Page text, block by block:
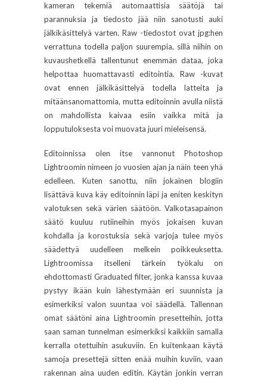
kameran tekemiä automaattisia säätöjä tai
parannuksia ja tiedosto jää niin sanotusti auki
jälkikäsittelyä varten. Raw -tiedostot ovat jpg:hen
verrattuna todella paljon suurempia, sillä niihin on
kuvaushetkellä tallentunut enemmän dataa, joka
helpottaa huomattavasti editointia. Raw -kuvat
ovat ennen jälkikäsittelyä todella latteita ja
mitäänsanomattomia, mutta editoinnin avulla niistä
on mahdollista kaivaa esiin vaikka mitä ja
lopputuloksesta voi muovata juuri mieleisensä.
Editoinnissa olen itse vannonut Photoshop
Lightroomin nimeen jo vuosien ajan ja näin teen yhä
edelleen. Kuten sanottu, niin jokainen blogiin
lisättävä kuva käy editoinnin läpi ja eniten keskityn
valotuksen sekä värien säätöön. Valkotasapainon
säätö kuuluu rutiineihin myös jokaisen kuvan
kohdalla ja korostuksia sekä varjoja tulee myös
säädettyä uudelleen melkein poikkeuksetta.
Lightroomissa itselleni tärkein työkalu on
ehdottomasti Graduated filter, jonka kanssa kuvaa
pystyy ikään kuin lähestymään eri suunnista ja
esimerkiksi valon suuntaa voi säädellä. Tallennan
omat säätöni aina Lightroomin presetteihin, jotta
saan saman tunnelman esimerkiksi kaikkiin samalla
kerralla otettuihin asukuviin. En kuitenkaan käytä
samoja presettejä sitten enää muihin kuviin, vaan
rakennan aina uuden editin. Käytän jonkin verran